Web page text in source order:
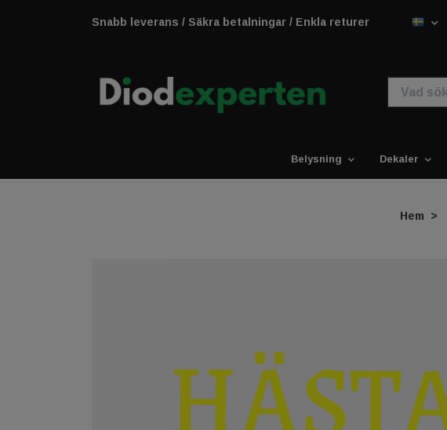
Snabb leverans / Säkra betalningar / Enkla returer
Belysning Dekaler
Hem